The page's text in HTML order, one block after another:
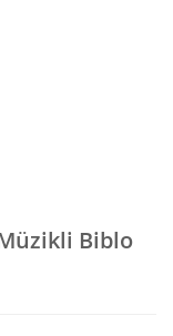
Müzikli Biblo